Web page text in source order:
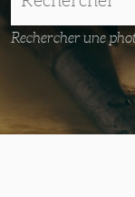
Rechercher une